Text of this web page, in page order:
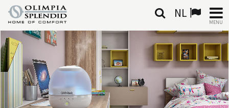
NL
MENU
NEDERLANDSE
HOME
KLIMAATREGELING